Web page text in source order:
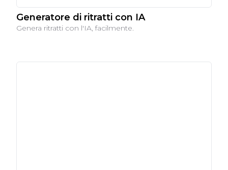
Generatore di ritratti con IA
Genera ritratti con l'IA, facilmente.